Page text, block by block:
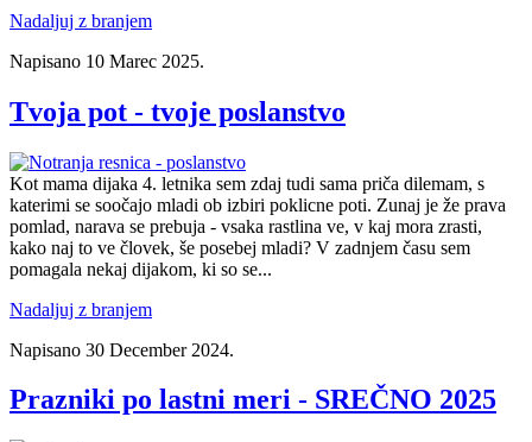
Nadaljuj z branjem
Napisano 10 Marec 2025.
Tvoja pot - tvoje poslanstvo
Kot mama dijaka 4. letnika sem zdaj tudi sama priča dilemam, s
katerimi se soočajo mladi ob izbiri poklicne poti. Zunaj je že prava
pomlad, narava se prebuja - vsaka rastlina ve, v kaj mora zrasti,
kako naj to ve človek, še posebej mladi? V zadnjem času sem
pomagala nekaj dijakom, ki so se...
Nadaljuj z branjem
Napisano 30 December 2024.
Prazniki po lastni meri - SREČNO 2025